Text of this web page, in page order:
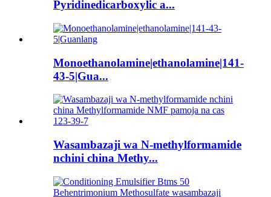
Pyridinedicarboxylic a...
Monoethanolamine|ethanolamine|141-
43-5|Gua...
Wasambazaji wa N-methylformamide
nchini china Methy...